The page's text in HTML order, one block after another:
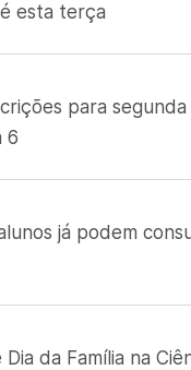
esta terça
para
6
já podem
da Família na